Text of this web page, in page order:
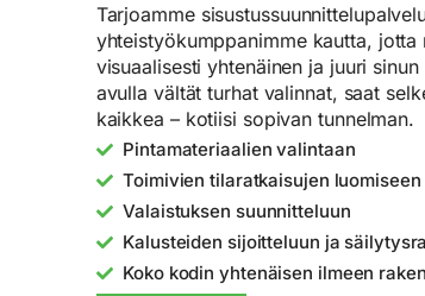
Tarjoamme
yhteistyökumppanimme kautta,
visuaalisesti yhtenäinen ja juuri
avulla vältät turhat valinnat, saat
kaikkea – kotiisi sopivan tunnelman.
Pintamateriaalien valintaan
Toimivien tilaratkaisujen luomiseen
Valaistuksen suunnitteluun
Kalusteiden sijoitteluun ja
Koko kodin yhtenäisen ilmeen